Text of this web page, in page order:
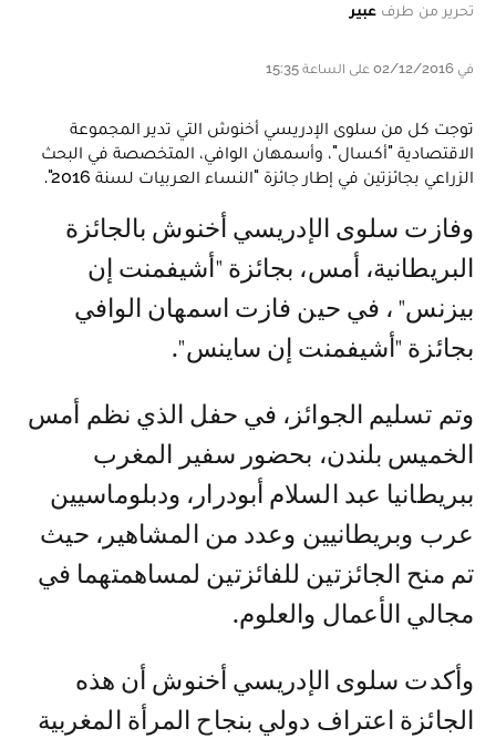
تحرير من طرف عبير
في 02/12/2016 على الساعة 15:35
توجت كل من سلوى الإدريسي أخنوش التي تدير المجموعة
الاقتصادية "أكسال"، وأسمهان الوافي، المتخصصة في البحث
الزراعي بجائزتين في إطار جائزة "النساء العربيات لسنة 2016".
وفازت سلوى الإدريسي أخنوش بالجائزة
البريطانية، أمس، بجائزة "أشيفمنت إن
بيزنس" ، في حين فازت اسمهان الوافي
بجائزة "أشيفمنت إن ساينس".
وتم تسليم الجوائز، في حفل الذي نظم أمس
الخميس بلندن، بحضور سفير المغرب
ببريطانيا عبد السلام أبودرار، ودبلوماسيين
عرب وبريطانيين وعدد من المشاهير، حيث
تم منح الجائزتين للفائزتين لمساهمتهما في
مجالي الأعمال والعلوم.
وأكدت سلوى الإدريسي أخنوش أن هذه
الجائزة اعتراف دولي بنجاح المرأة المغربية